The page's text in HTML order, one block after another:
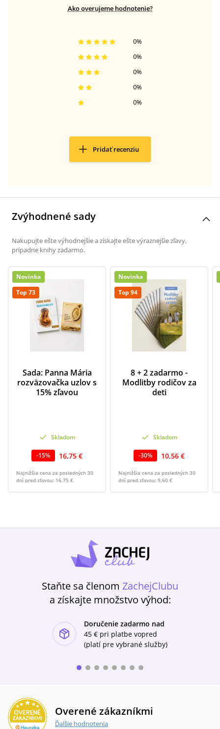
Ako overujeme hodnotenie?
0%
0%
0%
0%
0%
Pridať recenziu
Zvýhodnené sady
Nakupujte ešte výhodnejšie a získajte ešte výraznejšie zľavy,
prípadne knihy zadarmo.
Novinka
Top 73
Sada: Panna Mária
rozväzovačka uzlov s
15% zľavou
Skladom
-15% 16,75 €
Najnižšia cena za posledných 30
dní pred zľavou: 16,75 €
Novinka
Top 94
8 + 2 zadarmo -
Modlitby rodičov za
deti
Skladom
-30% 10,56 €
Najnižšia cena za posledných 30
dní pred zľavou: 9,60 €
Staňte sa členom ZachejClubu
a získajte množstvo výhod:
Doručenie zadarmo nad
45 € pri platbe vopred
(platí pre vybrané služby)
Overené zákazníkmi
Ďalšie hodnotenia